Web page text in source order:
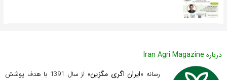
درباره Iran Agri Magazine
رسانه «ایران اگری مگزین
» از سال 1391 با هدف پوشش